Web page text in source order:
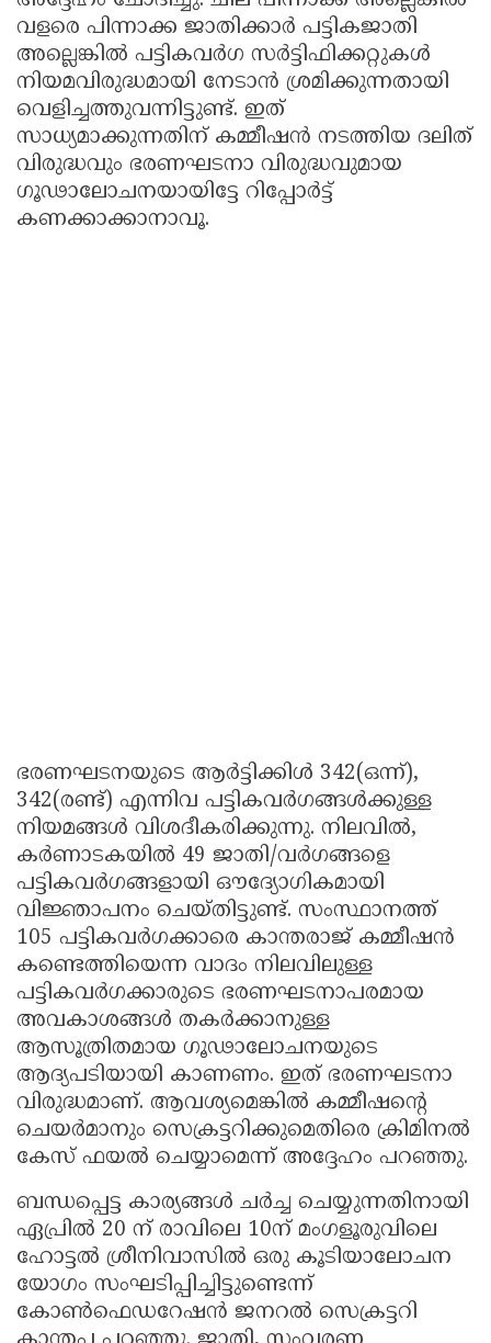
വളരെ പിന്നാക്ക ജാതിക്കാർ പട്ടികജാതി
അല്ലെങ്കിൽ പട്ടികവർഗ സർട്ടിഫിക്കറ്റുകൾ
നിയമവിരുദ്ധമായി നേടാൻ ശ്രമിക്കുന്നതായി
വെളിച്ചത്തുവന്നിട്ടുണ്ട്. ഇത്
സാധ്യമാക്കുന്നതിന് കമ്മീഷൻ നടത്തിയ ദലിത്
വിരുദ്ധവും ഭരണഘടനാ വിരുദ്ധവുമായ
ഗൂഢാലോചനയായിട്ടേ റിപ്പോർട്ട്
കണക്കാക്കാനാവൂ.
ഭരണഘടനയുടെ ആർട്ടിക്കിൾ 342(ഒന്ന്),
342(രണ്ട്) എന്നിവ പട്ടികവർഗങ്ങൾക്കുള്ള
നിയമങ്ങൾ വിശദീകരിക്കുന്നു. നിലവിൽ,
കർണാടകയിൽ 49 ജാതി/വർഗങ്ങളെ
പട്ടികവർഗങ്ങളായി ഔദ്യോഗികമായി
വിജ്ഞാപനം ചെയ്തിട്ടുണ്ട്. സംസ്ഥാനത്ത്
105 പട്ടികവർഗക്കാരെ കാന്തരാജ് കമ്മീഷൻ
കണ്ടെത്തിയെന്ന വാദം നിലവിലുള്ള
പട്ടികവർഗക്കാരുടെ ഭരണഘടനാപരമായ
അവകാശങ്ങൾ തകർക്കാനുള്ള
ആസൂത്രിതമായ ഗൂഢാലോചനയുടെ
ആദ്യപടിയായി കാണണം. ഇത് ഭരണഘടനാ
വിരുദ്ധമാണ്. ആവശ്യമെങ്കിൽ കമ്മീഷന്റെ
ചെയർമാനും സെക്രട്ടറിക്കുമെതിരെ ക്രിമിനൽ
കേസ് ഫയൽ ചെയ്യാമെന്ന് അദ്ദേഹം പറഞ്ഞു.
ബന്ധപ്പെട്ട കാര്യങ്ങൾ ചർച്ച ചെയ്യുന്നതിനായി
ഏപ്രിൽ 20 ന് രാവിലെ 10ന് മംഗളൂരുവിലെ
ഹോട്ടൽ ശ്രീനിവാസിൽ ഒരു കൂടിയാലോചന
യോഗം സംഘടിപ്പിച്ചിട്ടുണ്ടെന്ന്
കോൺഫെഡറേഷൻ ജനറൽ സെക്രട്ടറി